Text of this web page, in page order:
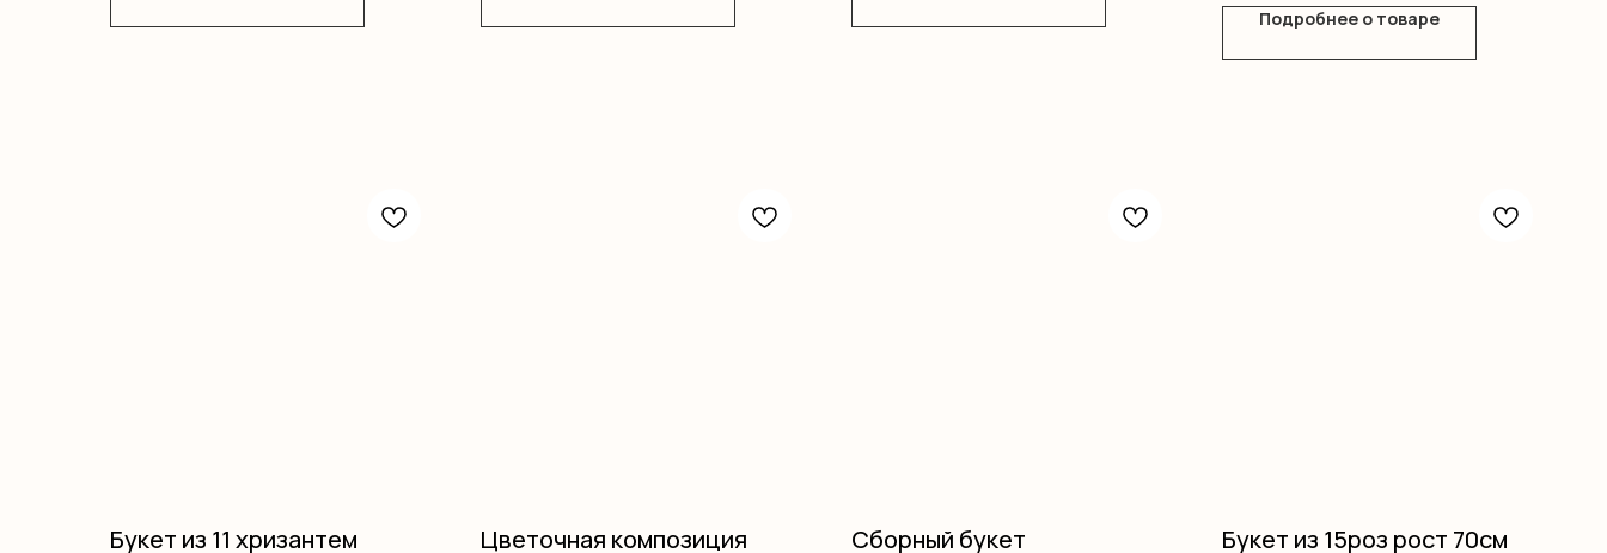
Подробнее о товаре
Букет из 11 хризантем Цветочная композиция Сборный букет Букет из 15роз рост 70см